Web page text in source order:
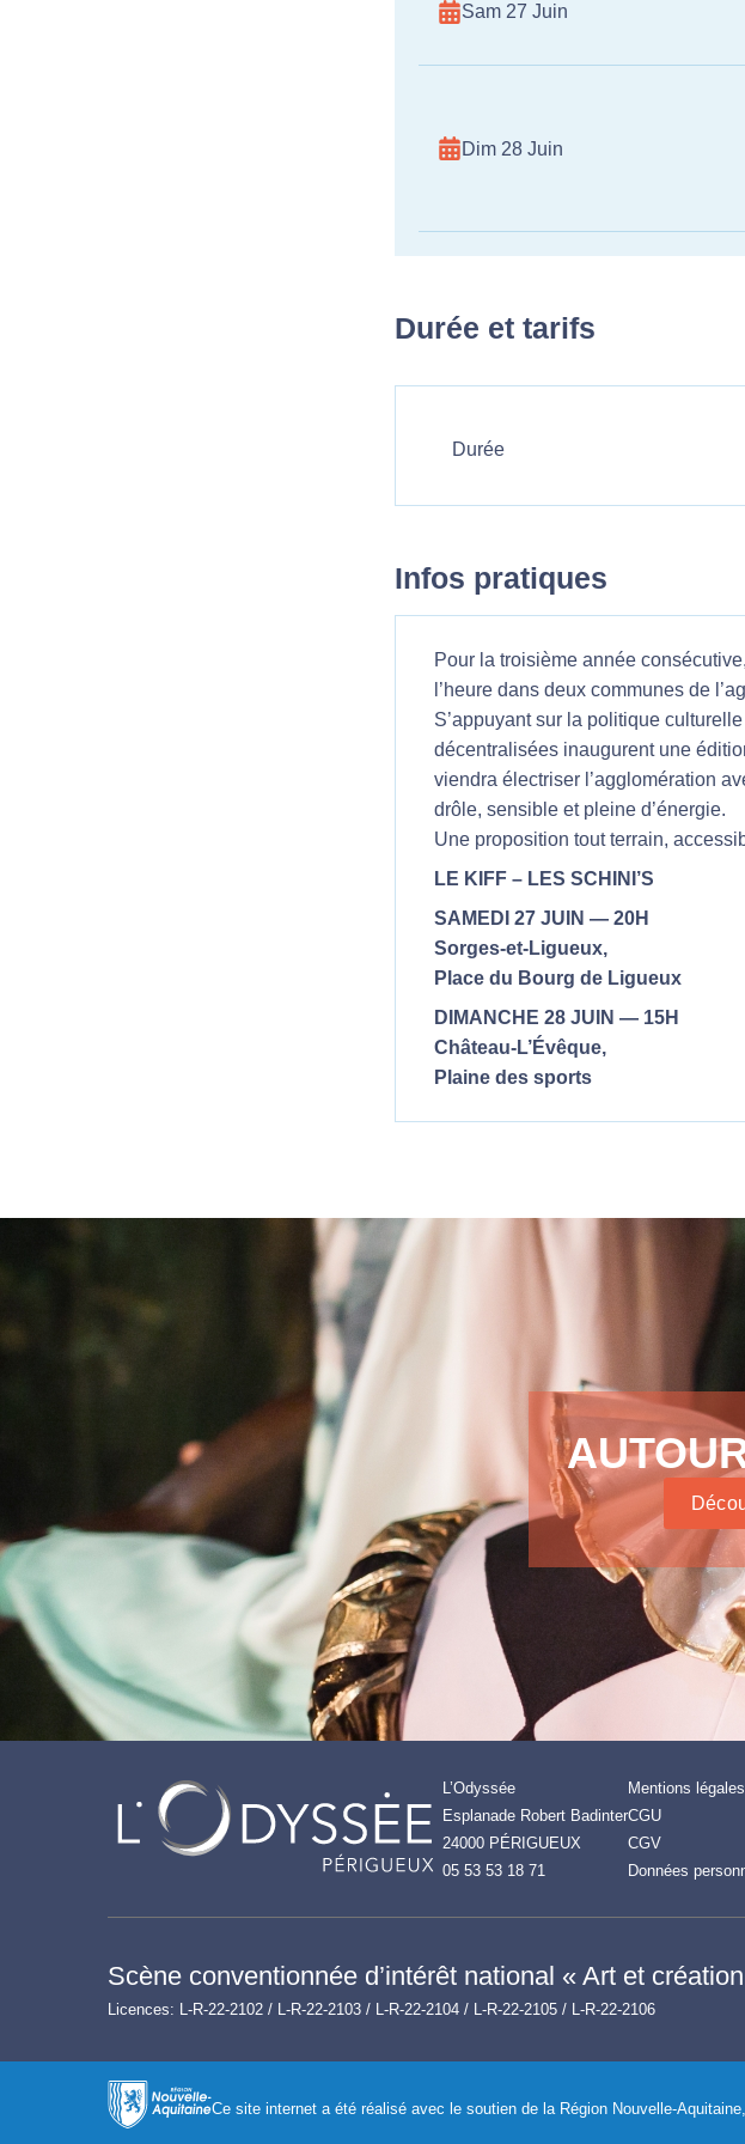
Sam 27 Juin
Dim 28 Juin
Durée et tarifs
Durée
Infos pratiques
Pour la troisième année
l’heure dans deux communes de
S’appuyant sur la politique
décentralisées inaugurent une
viendra électriser l’agglomération
drôle, sensible et pleine d’énergie.
Une proposition tout terrain,
LE KIFF – LES SCHINI’S
SAMEDI 27 JUIN — 20H
Sorges-et-Ligueux,
Place du Bourg de Ligueux
DIMANCHE 28 JUIN — 15H
Château-L’Évêque,
Plaine des sports
L’Odyssée
Esplanade Robert Badinter
24000 PÉRIGUEUX
05 53 53 18 71
Mentions légales
CGU
CGV
Données
Scène conventionnée d’intérêt national « Art et
Licences: L-R-22-2102 / L-R-22-2103 / L-R-22-2104 / L-R-22-2105 / L-R-22-2106
Ce site internet a été réalisé avec le soutien de la Région Nouvelle-